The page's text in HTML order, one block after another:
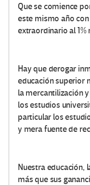
Que se comience
este mismo año
extraordinario al
Hay que derogar
educación superior
la mercantilización
los estudios
particular los
y mera fuente de
Nuestra educación,
más que sus